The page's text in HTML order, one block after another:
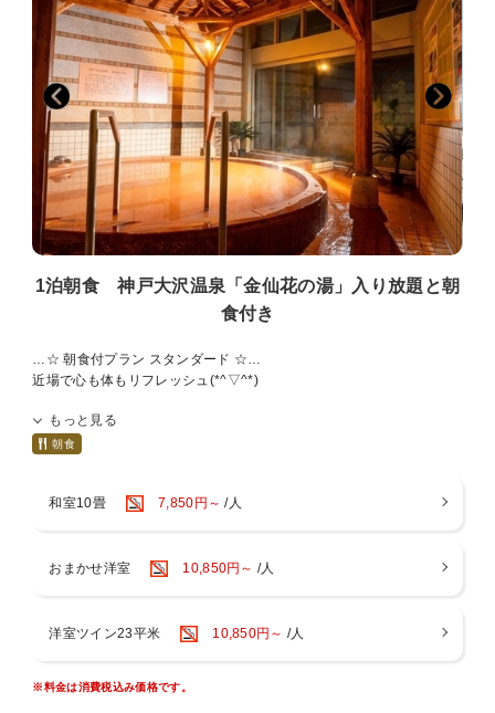
◇小学生以上のお客様は入湯税（￥150）を別途頂戴いたします。
（別途お支払いとなります）
1泊朝食 神戸大沢温泉「金仙花の湯」入り放題と朝
食付き
…☆ 朝食付プラン スタンダード ☆…
近場で心も体もリフレッシュ(*^▽^*)
神戸プレミアムアウトレットも近くお買物等でお寄りの際は是非
▼プラン内容▼
・朝食バイキング ※状況により内容が変更する場合がございます。
●無料送迎バス●
お電話頂けます様よろしくお願い致します。TEL078-954-1000
◇0歳から2歳：添寝無料。
もっと見る
朝食
和室10畳 7,850円～ /人
おまかせ洋室 10,850円～ /人
洋室ツイン23平米 10,850円～ /人
※料金は消費税込み価格です。